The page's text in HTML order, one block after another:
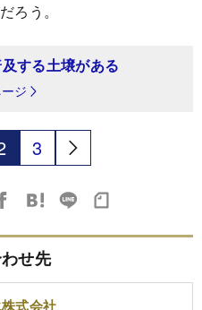
ろう。
する土壌がある
ジ
3
せ先
式会社